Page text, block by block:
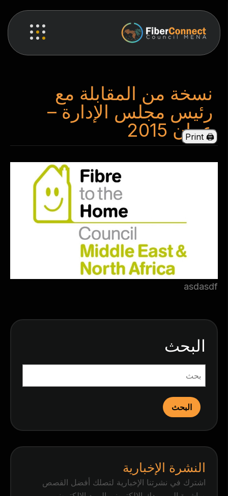
نسخة من المقابلة مع
رئيس مجلس الإدارة –
عمان 2015
asdasdf
البحث
البحث
النشرة الإخبارية
اشترك في نشرتنا الإخبارية لتصلك أفضل القصص